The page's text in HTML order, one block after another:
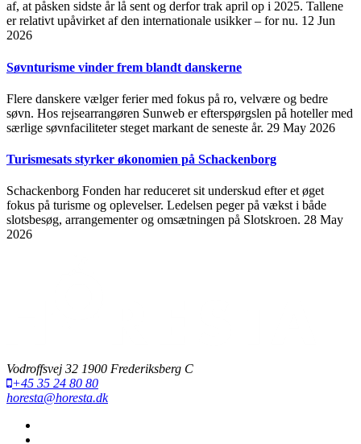
af, at påsken sidste år lå sent og derfor trak april op i 2025. Tallene
er relativt upåvirket af den internationale usikker – for nu. 12 Jun
2026
Søvnturisme vinder frem blandt danskerne
Flere danskere vælger ferier med fokus på ro, velvære og bedre
søvn. Hos rejsearrangøren Sunweb er efterspørgslen på hoteller med
særlige søvnfaciliteter steget markant de seneste år. 29 May 2026
Turismesats styrker økonomien på Schackenborg
Schackenborg Fonden har reduceret sit underskud efter et øget
fokus på turisme og oplevelser. Ledelsen peger på vækst i både
slotsbesøg, arrangementer og omsætningen på Slotskroen. 28 May
2026
Vodroffsvej 32 1900 Frederiksberg C
+45 35 24 80 80
horesta@horesta.dk